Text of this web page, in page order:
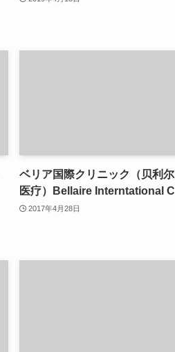
ベリア国際クリニック（贝利
医疗）Bellaire Interntational
2017年4月28日